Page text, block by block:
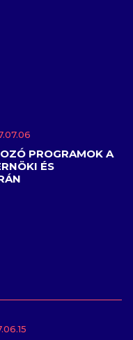
PROGRAMOK A
ÉS